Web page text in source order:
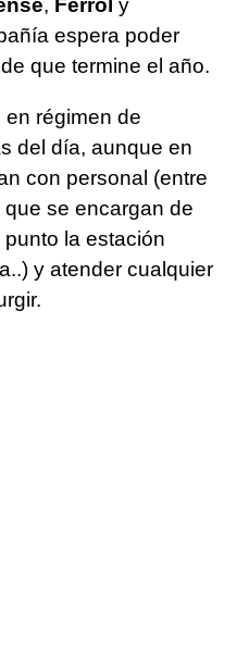
, Ferrol y
espera poder
que termine el año.
régimen de
del día, aunque en
con personal (entre
se encargan de
la estación
y atender cualquier